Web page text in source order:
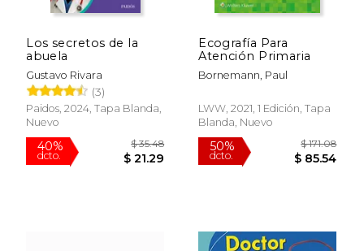
50%
dcto.
50%
dcto.
Los secretos de la
abuela
Gustavo Rivara
(3)
Paidos, 2024, Tapa Blanda,
Nuevo
Ecografía Para
Atención Primaria
Bornemann, Paul
LWW, 2021, 1 Edición, Tapa
Blanda, Nuevo